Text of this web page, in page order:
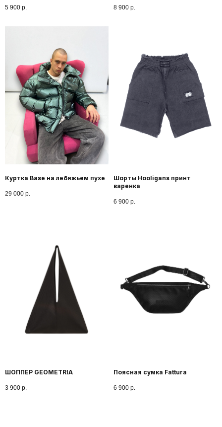
5 900 р. 8 900 р.
Куртка Base на лебяжьем пухе
29 000 р.
Шорты Hooligans принт
варенка
6 900 р.
ШОППЕР GEOMETRIA
3 900 р.
Поясная сумка Fattura
6 900 р.
Натуральные ткани
и безупречный пошив
ПРОИЗВОДСТВО